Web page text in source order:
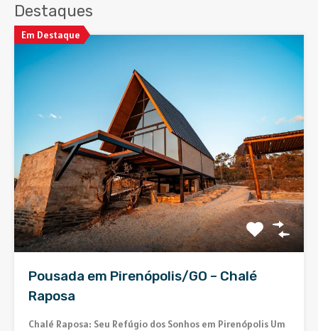
Destaques
Em Destaque
Pousada em Pirenópolis/GO – Chalé
Raposa
Chalé Raposa: Seu Refúgio dos Sonhos em Pirenópolis Um